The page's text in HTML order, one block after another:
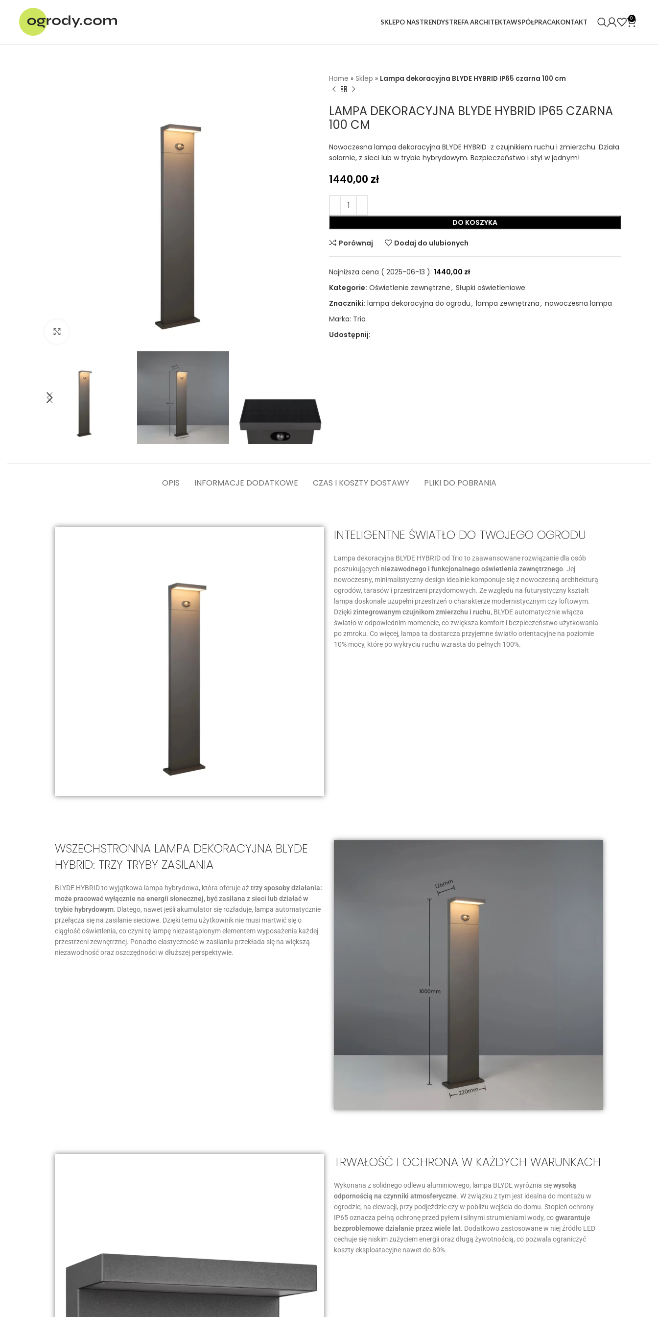
SKLEPO NASTRENDYSTREFA ARCHITEKTAWSPÓŁPRACAKONTAKT 0
Home » Sklep » Lampa dekoracyjna BLYDE HYBRID IP65 czarna 100 cm
LAMPA DEKORACYJNA BLYDE HYBRID IP65 CZARNA
100 CM
Nowoczesna lampa dekoracyjna BLYDE HYBRID z czujnikiem ruchu i zmierzchu. Działa
solarnie, z sieci lub w trybie hybrydowym. Bezpieczeństwo i styl w jednym!
1440,00 zł
DO KOSZYKA
Porównaj Dodaj do ulubionych
Najniższa cena ( 2025-06-13 ): 1440,00 zł
Kategorie: Oświetlenie zewnętrzne, Słupki oświetleniowe
Znaczniki: lampa dekoracyjna do ogrodu, lampa zewnętrzna, nowoczesna lampa
Marka: Trio
Udostępnij:
OPIS INFORMACJE DODATKOWE CZAS I KOSZTY DOSTAWY PLIKI DO POBRANIA
INTELIGENTNE ŚWIATŁO DO TWOJEGO OGRODU
Lampa dekoracyjna BLYDE HYBRID od Trio to zaawansowane rozwiązanie dla osób
poszukujących niezawodnego i funkcjonalnego oświetlenia zewnętrznego. Jej
nowoczesny, minimalistyczny design idealnie komponuje się z nowoczesną architekturą
ogrodów, tarasów i przestrzeni przydomowych. Ze względu na futurystyczny kształt
lampa doskonale uzupełni przestrzeń o charakterze modernistycznym czy loftowym.
Dziękizintegrowanym czujnikom zmierzchu i ruchu, BLYDE automatycznie włącza
światło w odpowiednim momencie, co zwiększa komfort i bezpieczeństwo użytkowania
po zmroku. Co więcej, lampa ta dostarcza przyjemne światło orientacyjne na poziomie
10% mocy, które po wykryciu ruchu wzrasta do pełnych 100%.
WSZECHSTRONNA LAMPA DEKORACYJNA BLYDE
HYBRID: TRZY TRYBY ZASILANIA
BLYDE HYBRID to wyjątkowa lampa hybrydowa, która oferuje ażtrzy sposoby działania:
może pracować wyłącznie na energii słonecznej, być zasilana z sieci lub działać w
trybie hybrydowym. Dlatego, nawet jeśli akumulator się rozładuje, lampa automatycznie
przełącza się na zasilanie sieciowe. Dzięki temu użytkownik nie musi martwić się o
ciągłość oświetlenia, co czyni tę lampę niezastąpionym elementem wyposażenia każdej
przestrzeni zewnętrznej. Ponadto elastyczność w zasilaniu przekłada się na większą
niezawodność oraz oszczędności w dłuższej perspektywie.
TRWAŁOŚĆ I OCHRONA W KAŻDYCH WARUNKACH
Wykonana z solidnego odlewu aluminiowego, lampa BLYDE wyróżnia sięwysoką
odpornością na czynniki atmosferyczne. W związku z tym jest idealna do montażu w
ogrodzie, na elewacji, przy podjeździe czy w pobliżu wejścia do domu. Stopień ochrony
IP65 oznacza pełną ochronę przed pyłem i silnymi strumieniami wody, cogwarantuje
bezproblemowe działanie przez wiele lat. Dodatkowo zastosowane w niej źródło LED
cechuje się niskim zużyciem energii oraz długą żywotnością, co pozwala ograniczyć
koszty eksploatacyjne nawet do 80%.